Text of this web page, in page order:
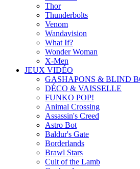
Thor
Thunderbolts
Venom
Wandavision
What If?
Wonder Woman
X-Men
JEUX VIDÉO
GASHAPONS & BLIND
DÉCO & VAISSELLE
FUNKO POP!
Animal Crossing
Assassin's Creed
Astro Bot
Baldur's Gate
Borderlands
Brawl Stars
Cult of the Lamb